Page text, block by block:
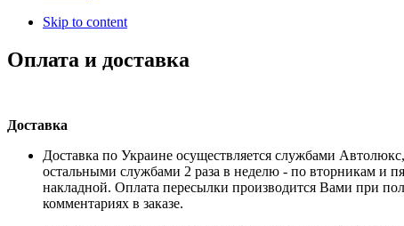
Skip to content
Оплата и доставка
Доставка
Доставка по Украине осуществляется службами
остальными службами 2 раза в неделю - по вторникам и
накладной. Оплата пересылки производится Вами при
комментариях в заказе.